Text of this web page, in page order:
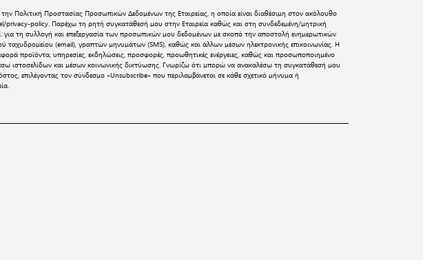
Πολιτική Προστασίας Προσωπικών Δεδομένωντης Εταιρείας, η οποία είναι διαθέσιμη στον ακόλουθο
privacy-policy. Παρέχω τη ρητή συγκατάθεσή μου στην Εταιρεία καθώς και στη συνδεδεμένη/μητρική
για τη συλλογή και επεξεργασία των προσωπικών μου δεδομένων με σκοπό την αποστολή ενημερωτικών
ταχυδρομείου (email), γραπτών μηνυμάτων (SMS), καθώς και άλλων μέσων ηλεκτρονικής επικοινωνίας. Η
προϊόντα, υπηρεσίες, εκδηλώσεις, προσφορές, προωθητικές ενέργειες, καθώς και προσωποποιημένο
ιστοσελίδων και μέσων κοινωνικής δικτύωσης. Γνωρίζω ότι μπορώ να ανακαλέσω τη συγκατάθεσή μου
επιλέγοντας τον σύνδεσμο «Unsubscribe» που περιλαμβάνεται σε κάθε σχετικό μήνυμα ή